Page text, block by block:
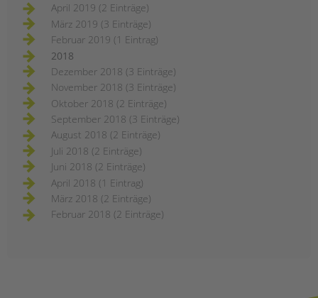
April 2019 (2 Einträge)
März 2019 (3 Einträge)
Februar 2019 (1 Eintrag)
2018
Dezember 2018 (3 Einträge)
November 2018 (3 Einträge)
Oktober 2018 (2 Einträge)
September 2018 (3 Einträge)
August 2018 (2 Einträge)
Juli 2018 (2 Einträge)
Juni 2018 (2 Einträge)
April 2018 (1 Eintrag)
März 2018 (2 Einträge)
Februar 2018 (2 Einträge)